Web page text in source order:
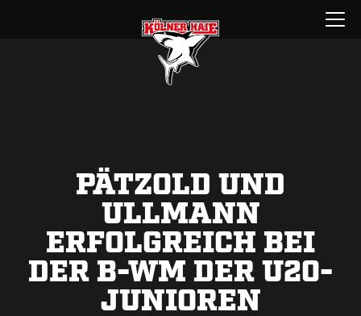
Menü
öffnen
PÄTZOLD UND
ULLMANN
ERFOLGREICH BEI
DER B-WM DER U20-
JUNIOREN